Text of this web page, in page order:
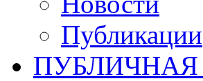
Публикации